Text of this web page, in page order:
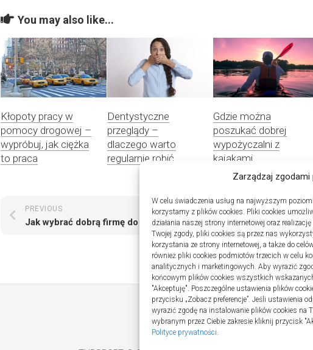
Zarządzaj zgodami
W celu świadczenia usług na najwyższym
korzystamy z plików cookies. Pliki cookies
działania naszej strony internetowej oraz
Twojej zgody, pliki cookies są przez nas
korzystania ze strony internetowej, a także do
również pliki cookies podmiotów trzecich w celu
analitycznych i marketingowych. Aby wyrazić
końcowym plików cookies wszystkich
"Akceptuję". Poszczególne ustawienia plików
przycisku „Zobacz preferencje”. Jeśli ustawienia
wyrazić zgodę na instalowanie plików cookies na
wybranym przez Ciebie zakresie kliknij przycisk
Polityce prywatności.
You may also like...
Kłopoty pracy w
pomocy drogowej –
wypróbuj, jak ciężka
to praca
Dentystyczne
przeglądy –
dlaczego warto
regularnie robić
Gdzie można
poszukać dobrej
wypożyczalni z
kajakami
NEXT
Jakie plecaki na jedno ramię Białystok cieszą się popularnością
PREVIOUS